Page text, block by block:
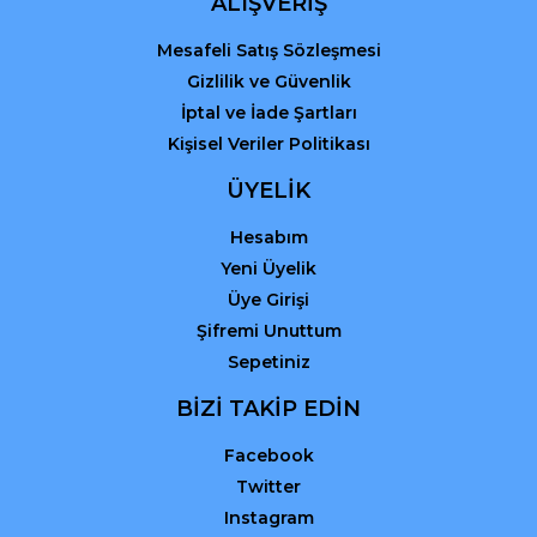
Mesafeli Satış Sözleşmesi
Gizlilik ve Güvenlik
İptal ve İade Şartları
Kişisel Veriler Politikası
ÜYELİK
Hesabım
Yeni Üyelik
Üye Girişi
Şifremi Unuttum
Sepetiniz
BİZİ TAKİP EDİN
Facebook
Twitter
Instagram